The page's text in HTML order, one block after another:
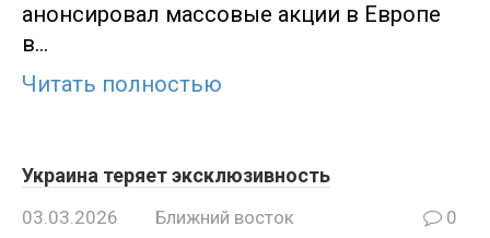
анонсировал массовые акции в Европе
в…
Читать полностью
Украина теряет эксклюзивность
03.03.2026 Ближний восток 0